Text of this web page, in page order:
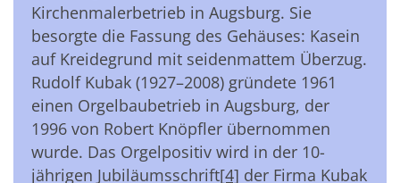
Kirchenmalerbetrieb in Augsburg. Sie
besorgte die Fassung des Gehäuses: Kasein
auf Kreidegrund mit seidenmattem Überzug.
Rudolf Kubak (1927–2008) gründete 1961
einen Orgelbaubetrieb in Augsburg, der
1996 von Robert Knöpfler übernommen
wurde. Das Orgelpositiv wird in der 10-
jährigen Jubiläumsschrift[4] der Firma Kubak